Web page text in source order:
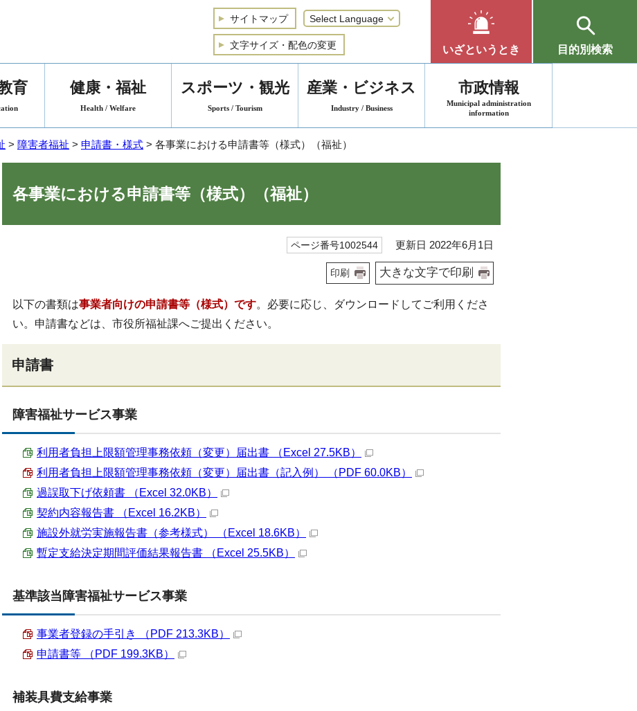
サイトマップ
文字サイズ・配色の変更 いざというとき 目的別検索
育 健康・福祉
Health / Welfare
スポーツ・観光
Sports / Tourism
産業・ビジネス
Industry / Business
市政情報
Municipal administration
information
> 障害者福祉 > 申請書・様式 > 各事業における申請書等（様式）（福祉）
各事業における申請書等（様式）（福祉）
ページ番号1002544 更新日 2022年6月1日
印刷 大きな文字で印刷
以下の書類は事業者向けの申請書等（様式）です。必要に応じ、ダウンロードしてご利用くださ
い。申請書などは、市役所福祉課へご提出ください。
申請書
障害福祉サービス事業
利用者負担上限額管理事務依頼（変更）届出書 （Excel 27.5KB）
利用者負担上限額管理事務依頼（変更）届出書（記入例） （PDF 60.0KB）
過誤取下げ依頼書 （Excel 32.0KB）
契約内容報告書 （Excel 16.2KB）
施設外就労実施報告書（参考様式） （Excel 18.6KB）
暫定支給決定期間評価結果報告書 （Excel 25.5KB）
基準該当障害福祉サービス事業
事業者登録の手引き （PDF 213.3KB）
申請書等 （PDF 199.3KB）
補装具費支給事業